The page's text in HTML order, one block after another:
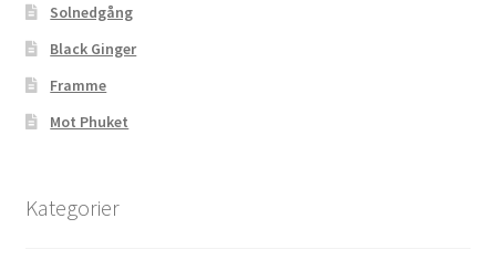
Solnedgång
Black Ginger
Framme
Mot Phuket
Kategorier